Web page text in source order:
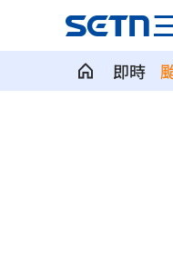
即時